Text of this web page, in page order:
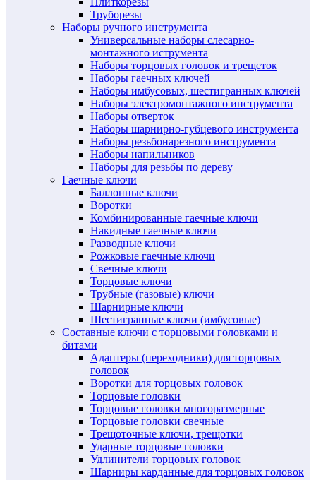
Труборезы
Наборы ручного инструмента
Универсальные наборы слесарно-
монтажного иструмента
Наборы торцовых головок и трещеток
Наборы гаечных ключей
Наборы имбусовых, шестигранных ключей
Наборы электромонтажного инструмента
Наборы отверток
Наборы шарнирно-губцевого инструмента
Наборы резьбонарезного инструмента
Наборы напильников
Наборы для резьбы по дереву
Гаечные ключи
Баллонные ключи
Воротки
Комбинированные гаечные ключи
Накидные гаечные ключи
Разводные ключи
Рожковые гаечные ключи
Свечные ключи
Торцовые ключи
Трубные (газовые) ключи
Шарнирные ключи
Шестигранные ключи (имбусовые)
Составные ключи с торцовыми головками и
битами
Адаптеры (переходники) для торцовых
головок
Воротки для торцовых головок
Торцовые головки
Торцовые головки многоразмерные
Торцовые головки свечные
Трещоточные ключи, трещотки
Ударные торцовые головки
Удлинители торцовых головок
Шарниры карданные для торцовых головок